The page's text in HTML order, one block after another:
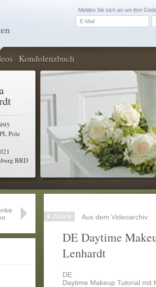
Melden Sie sich an um ihre
Kondolenzbuch
Pole
BRD
Zurück Aus dem Videoarchiv:
DE Daytime
Lenhardt
DE
Daytime Makeup Tutorial mit